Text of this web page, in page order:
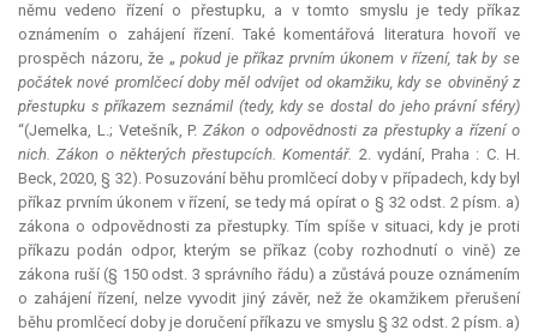
němu vedeno řízení o přestupku, a v tomto smyslu je tedy příkaz
oznámením o zahájení řízení. Také komentářová literatura hovoří ve
prospěch názoru, že „pokud je příkaz prvním úkonem v řízení, tak by se
počátek nové promlčecí doby měl odvíjet od okamžiku, kdy se obviněný z
přestupku s příkazem seznámil (tedy, kdy se dostal do jeho právní sféry)
“(Jemelka, L.; Vetešník, P.Zákon o odpovědnosti za přestupky a řízení o
nich. Zákon o některých přestupcích. Komentář. 2. vydání, Praha : C. H.
Beck, 2020, § 32). Posuzování běhu promlčecí doby v případech, kdy byl
příkaz prvním úkonem v řízení, se tedy má opírat o § 32 odst. 2 písm. a)
zákona o odpovědnosti za přestupky. Tím spíše v situaci, kdy je proti
příkazu podán odpor, kterým se příkaz (coby rozhodnutí o vině) ze
zákona ruší (§ 150 odst. 3 správního řádu) a zůstává pouze oznámením
o zahájení řízení, nelze vyvodit jiný závěr, než že okamžikem přerušení
běhu promlčecí doby je doručení příkazu ve smyslu § 32 odst. 2 písm. a)